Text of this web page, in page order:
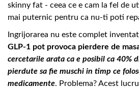
skinny fat - ceea ce e cam la fel de
mai puternic pentru ca nu-ti poti
Ingrijorarea nu este complet
GLP-1 pot provoca pierdere de
cercetarile arata ca e posibil ca 40%
pierdute sa fie muschi in timp ce
medicamente. Problema? Acest